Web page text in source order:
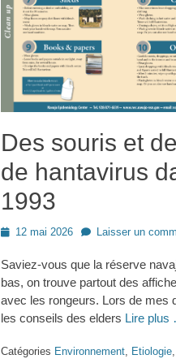
Des souris et
de hantavirus
1993
Posted12 mai 2026 Laisser un
Saviez-vous que la réserve
bas, on trouve partout des
avec les rongeurs. Lors de mes
les conseils des elders Lire plus
Catégories Environnement, Etiologie,